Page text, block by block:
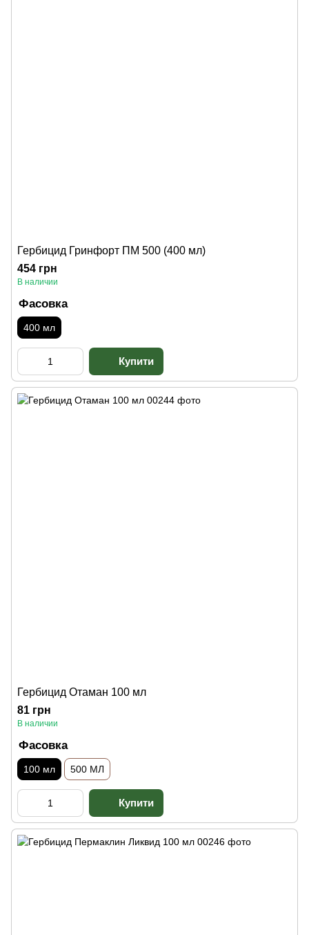
Гербицид Гринфорт ПМ 500 (400 мл)
454 грн
В наличии
Фасовка
400 мл
Гербицид Отаман 100 мл
81 грн
В наличии
Фасовка
100 мл 500 МЛ